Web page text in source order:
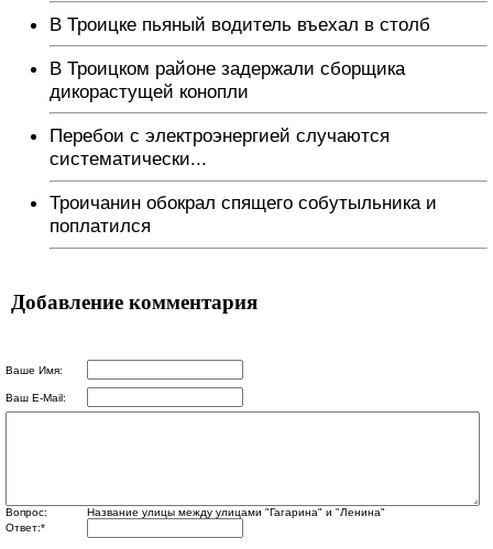
В Троицке пьяный водитель въехал в столб
В Троицком районе задержали сборщика
дикорастущей конопли
Перебои с электроэнергией случаются
систематически...
Троичанин обокрал спящего собутыльника и
поплатился
Добавление комментария
Ваше Имя:
Ваш E-Mail:
Вопрос:
Название улицы между улицами "Гагарина" и "Ленина"
Ответ:*